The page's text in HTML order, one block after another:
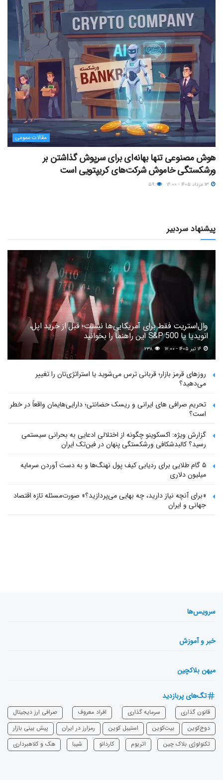
مقالات عمومی
هوش مصنوعی تنها بهانه‌ای برای سرپوش گذاشتن بر
ورشکستگی خاموش شرکت‌های کریپتویی است
پیشنهاد سردبیر
وال‌استریت فقط برای آمریکایی‌ها نیست؛ قبل از خرید اپل،
انویدیا یا S&P 500 این راهنما را بخوانید
۲۳۸
روزهای قرمز بازار؛ قربانی ترس می‌شوید یا استراتژی‌تان را تغییر
می‌دهید؟
تحریم صرافی های ایرانی و ریسک حضانتی؛ دارایی‌هایمان واقعاً در خطر
است؟
گزارش ویژه: اکسکوینو چگونه از اختلالی ادعایی به بحرانی سیستمی
رسید؟ کالبدشکافی ورشکستگی پنهان در فین‌تک ایران
۵ گام طلایی برای ردیابی کیف پول‌ نهنگ‌ها و به دست آوردن سرمایه
میلیون دلاری
«برای آنچه نیاز دارید، چه بهایی می‌پردازید؟» صورت‌مسئله تازه اقتصاد
جهانی و ایران
سرویس‌ها
خبر و آموزش
میهن بلاکچین
تگ‌های پربازدید
قانون گذاری سرمایه‌ گذاری افراد معروف
صرافی ارز دیجیتال
دوج‌کوین
بیت‌کوین استیبل کوین رمزارز در ایران
پیش بینی بازار
تکنولوژی بلاک چین
اتریوم ‌کاردانو شیبا هک و کلاهبرداری